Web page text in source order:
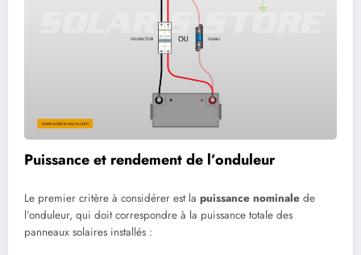
Puissance et rendement de l’onduleur
Le premier critère à considérer est la puissance nominale de
l’onduleur, qui doit correspondre à la puissance totale des
panneaux solaires installés :